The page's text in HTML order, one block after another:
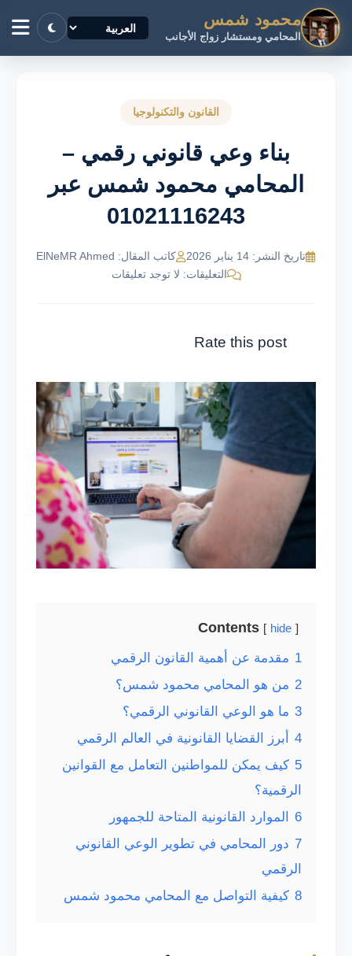
محمود شمس
المحامي ومستشار زواج الأجانب
القانون والتكنولوجيا
بناء وعي قانوني رقمي –
المحامي محمود شمس عبر
01021116243
تاريخ النشر: 14 يناير 2026
كاتب المقال: ElNeMR Ahmed
التعليقات: لا توجد تعليقات
Rate this post
Contents hide
1 مقدمة عن أهمية القانون الرقمي
2 من هو المحامي محمود شمس؟
3 ما هو الوعي القانوني الرقمي؟
4
أبرز القضايا القانونية في العالم الرقمي
5 كيف يمكن للمواطنين التعامل مع القوانين
الرقمية؟
6
الموارد القانونية المتاحة للجمهور
7 دور المحامي في تطوير الوعي القانوني
الرقمي
8 كيفية التواصل مع المحامي محمود شمس